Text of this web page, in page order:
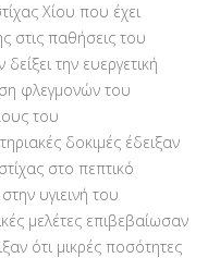
Χίου που έχει
στις παθήσεις του
την ευεργετική
φλεγμονών του
του
δοκιμές έδειξαν
στο πεπτικό
υγιεινή του
μελέτες επιβεβαίωσαν
ότι μικρές ποσότητες